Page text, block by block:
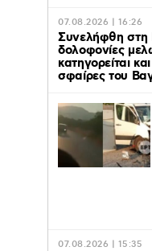
07.08.2026 | 16:26
Συνελήφθη στη
δολοφονίες
κατηγορείται
σφαίρες του
07.08.2026 | 15:35